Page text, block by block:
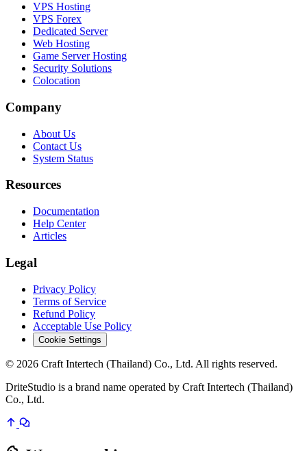
VPS Hosting
VPS Forex
Dedicated Server
Web Hosting
Game Server Hosting
Security Solutions
Colocation
Company
About Us
Contact Us
System Status
Resources
Documentation
Help Center
Articles
Legal
Privacy Policy
Terms of Service
Refund Policy
Acceptable Use Policy
Cookie Settings
© 2026 Craft Intertech (Thailand) Co., Ltd. All rights reserved.
DriteStudio is a brand name operated by Craft Intertech (Thailand)
Co., Ltd.